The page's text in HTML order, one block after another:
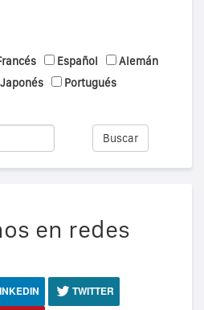
Español
Alemán
Japonés
Portugués
Buscar
en redes
TWITTER